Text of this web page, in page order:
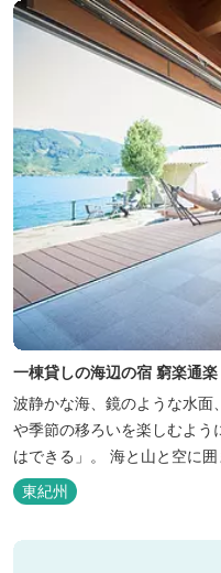
べ、エリア...
一棟貸しの海辺の宿 窮楽通楽
波静かな海、鏡のような水
や季節の移ろいを楽しむよう
はできる」。 海と山と空に
楽】。 中国古典『荘子』の
た。 いつでも気軽にご利用く
東紀州